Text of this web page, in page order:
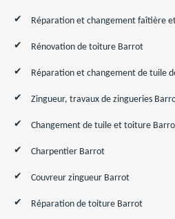
Réparation et changement faîtière
Rénovation de toiture Barrot
Réparation et changement de tuile
Zingueur, travaux de zingueries
Changement de tuile et toiture
Charpentier Barrot
Couvreur zingueur Barrot
Réparation de toiture Barrot